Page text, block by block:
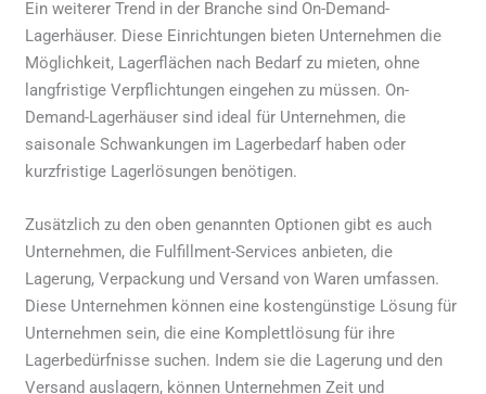
Ein weiterer Trend in der Branche sind On-Demand-
Lagerhäuser. Diese Einrichtungen bieten Unternehmen die
Möglichkeit, Lagerflächen nach Bedarf zu mieten, ohne
langfristige Verpflichtungen eingehen zu müssen. On-
Demand-Lagerhäuser sind ideal für Unternehmen, die
saisonale Schwankungen im Lagerbedarf haben oder
kurzfristige Lagerlösungen benötigen.
Zusätzlich zu den oben genannten Optionen gibt es auch
Unternehmen, die Fulfillment-Services anbieten, die
Lagerung, Verpackung und Versand von Waren umfassen.
Diese Unternehmen können eine kostengünstige Lösung für
Unternehmen sein, die eine Komplettlösung für ihre
Lagerbedürfnisse suchen. Indem sie die Lagerung und den
Versand auslagern, können Unternehmen Zeit und